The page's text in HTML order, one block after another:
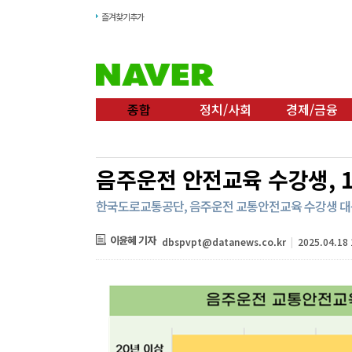
즐겨찾기추가
종합 정치/사회 경제/금융
음주운전 안전교육 수강생,
한국도로교통공단, 음주운전 교통안전교육 수강생
이윤혜 기자 dbspvpt@datanews.co.kr | 2025.04.18